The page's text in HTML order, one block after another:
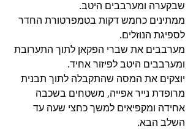
שבקערה ומערבבים היטב.
ממתינים כחמש דקות בטמפרטורת החדר
לספיגת הנוזלים.
מערבבים את שברי הפקאן לתוך התערובת
ומערבבים היטב לפיזור אחיד.
יוצקים את המסה שהתקבלה לתוך תבנית
מרופדת נייר אפייה, משטחים בשכבה
אחידה ומקפיאים למשך כחצי שעה עד
השלב הבא.